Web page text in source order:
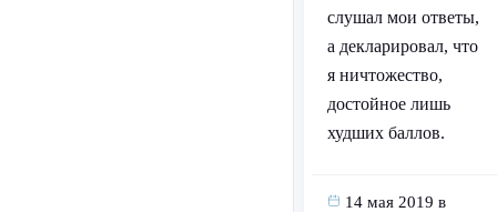
слушал мои ответы,
а декларировал, что
я ничтожество,
достойное лишь
худших баллов.
14 мая 2019 в